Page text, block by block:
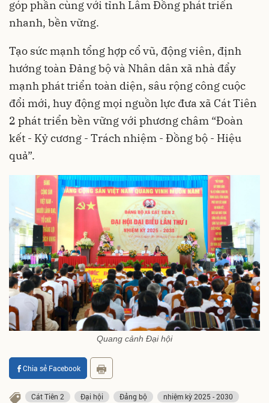
góp phần cùng với tỉnh Lâm Đồng phát triển
nhanh, bền vững.
Tạo sức mạnh tổng hợp cổ vũ, động viên, định
hướng toàn Đảng bộ và Nhân dân xã nhà đẩy
mạnh phát triển toàn diện, sâu rộng công cuộc
đổi mới, huy động mọi nguồn lực đưa xã Cát Tiên
2 phát triển bền vững với phương châm “Đoàn
kết - Kỷ cương - Trách nhiệm - Đồng bộ - Hiệu
quả”.
Quang cảnh Đại hội
Chia sẻ Facebook
Cát Tiên 2 Đại hội Đảng bộ
nhiệm kỳ 2025 - 2030